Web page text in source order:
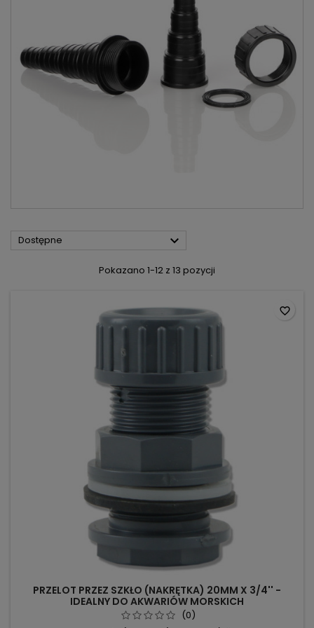
Dostępne 
Pokazano 1-12 z 13 pozycji
PRZELOT PRZEZ SZKŁO (NAKRĘTKA) 20MM X 3/4'' -
IDEALNY DO AKWARIÓW MORSKICH
(0)
favorite_border